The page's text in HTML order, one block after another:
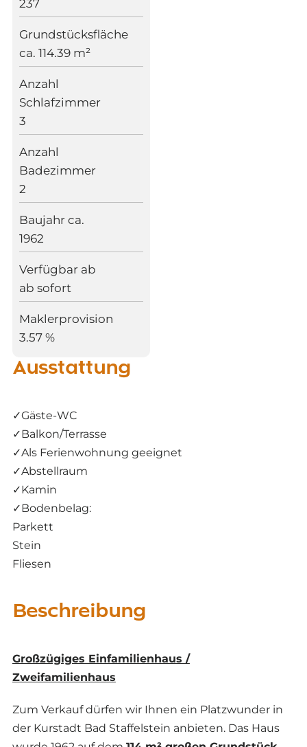
237
Grundstücksfläche
ca. 114.39 m²
Anzahl
Schlafzimmer
3
Anzahl
Badezimmer
2
Baujahr ca.
1962
Verfügbar ab
ab sofort
Maklerprovision
3.57 %
Ausstattung
✓Gäste-WC
✓Balkon/Terrasse
✓Als Ferienwohnung geeignet
✓Abstellraum
✓Kamin
✓Bodenbelag:
Parkett
Stein
Fliesen
Beschreibung
Großzügiges Einfamilienhaus /
Zweifamilienhaus
Zum Verkauf dürfen wir Ihnen ein Platzwunder in
der Kurstadt Bad Staffelstein anbieten. Das Haus